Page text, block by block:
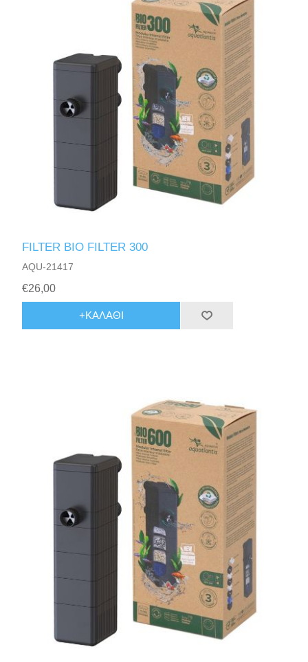
FILTER BIO FILTER 300
AQU-21417
€26,00
+ΚΑΛΆΘΙ